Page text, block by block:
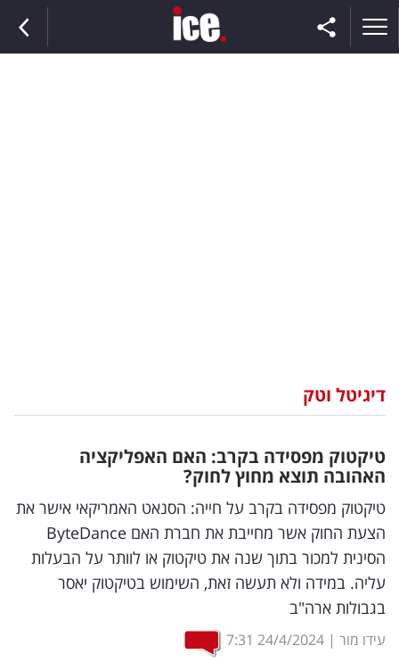
וצרכנות
דיגיטל
וטק
שיווק
ופרסום
משפט
דיגיטל וטק
טיקטוק מפסידה בקרב: האם האפליקציה
האהובה תוצא מחוץ לחוק?
טיקטוק מפסידה בקרב על חייה: הסנאט האמריקאי אישר את
הצעת החוק אשר מחייבת את חברת האם ByteDance
הסינית למכור בתוך שנה את טיקטוק או לוותר על הבעלות
עליה. במידה ולא תעשה זאת, השימוש בטיקטוק יאסר
בגבולות ארה"ב
עידו מור |
24/4/2024
7:31